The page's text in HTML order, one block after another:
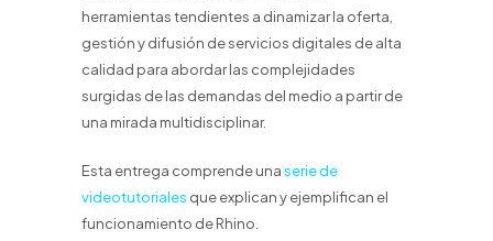
herramientas tendientes a dinamizar la oferta,
gestión y difusión de servicios digitales de alta
calidad para abordar las complejidades
surgidas de las demandas del medio a partir de
una mirada multidisciplinar.
Esta entrega comprende unaserie de
videotutoriales que explican y ejemplifican el
funcionamiento de Rhino.